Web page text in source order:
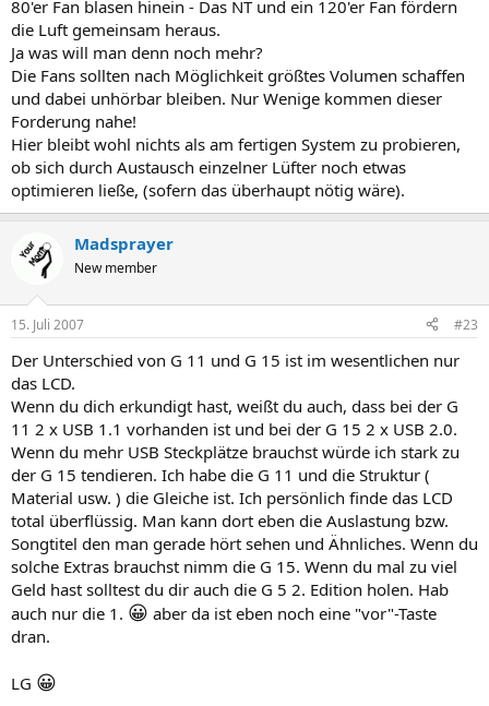
80'er Fan blasen hinein - Das NT und ein 120'er Fan fördern
die Luft gemeinsam heraus.
Ja was will man denn noch mehr?
Die Fans sollten nach Möglichkeit größtes Volumen schaffen
und dabei unhörbar bleiben. Nur Wenige kommen dieser
Forderung nahe!
Hier bleibt wohl nichts als am fertigen System zu probieren,
ob sich durch Austausch einzelner Lüfter noch etwas
optimieren ließe, (sofern das überhaupt nötig wäre).
Madsprayer
New member
15. Juli 2007 #23
Der Unterschied von G 11 und G 15 ist im wesentlichen nur
das LCD.
Wenn du dich erkundigt hast, weißt du auch, dass bei der G
11 2 x USB 1.1 vorhanden ist und bei der G 15 2 x USB 2.0.
Wenn du mehr USB Steckplätze brauchst würde ich stark zu
der G 15 tendieren. Ich habe die G 11 und die Struktur (
Material usw. ) die Gleiche ist. Ich persönlich finde das LCD
total überflüssig. Man kann dort eben die Auslastung bzw.
Songtitel den man gerade hört sehen und Ähnliches. Wenn du
solche Extras brauchst nimm die G 15. Wenn du mal zu viel
Geld hast solltest du dir auch die G 5 2. Edition holen. Hab
auch nur die 1. 😀 aber da ist eben noch eine "vor"-Taste
dran.
LG 😀